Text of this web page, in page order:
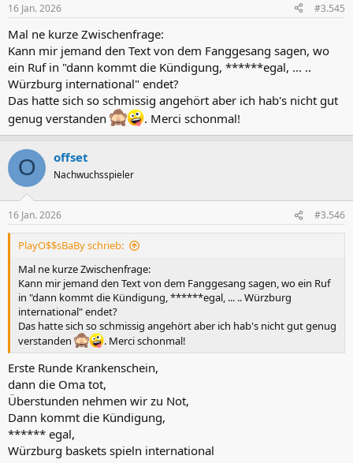
e
:
16 Jan. 2026 #3.545
Mal ne kurze Zwischenfrage:
Kann mir jemand den Text von dem Fanggesang sagen, wo
ein Ruf in "dann kommt die Kündigung, ******egal, ... ..
Würzburg international" endet?
Das hatte sich so schmissig angehört aber ich hab's nicht gut
genug verstanden
. Merci schonmal!
O offset
Nachwuchsspieler
16 Jan. 2026 #3.546
PlayO$$sBaBy schrieb:
Mal ne kurze Zwischenfrage:
Kann mir jemand den Text von dem Fanggesang sagen, wo ein Ruf
in "dann kommt die Kündigung, ******egal, ... .. Würzburg
international" endet?
Das hatte sich so schmissig angehört aber ich hab's nicht gut genug
verstanden
. Merci schonmal!
Erste Runde Krankenschein,
dann die Oma tot,
Überstunden nehmen wir zu Not,
Dann kommt die Kündigung,
****** egal,
Würzburg baskets spieln international